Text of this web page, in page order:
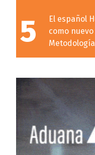
5
El español
como
Metodología